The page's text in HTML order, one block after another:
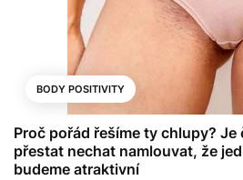
BODY POSITIVITY
Proč pořád řešíme ty chlupy? Je
přestat nechat namlouvat, že
budeme atraktivní